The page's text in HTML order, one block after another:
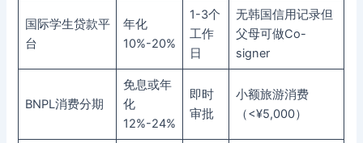
国际学生贷款平
台
年化
10%-20%
1-3个
工作
日
无韩国信用记录但
父母可做Co-
signer
BNPL消费分期
免息或年
化
12%-24%
即时
审批
小额旅游消费
（<¥5,000）